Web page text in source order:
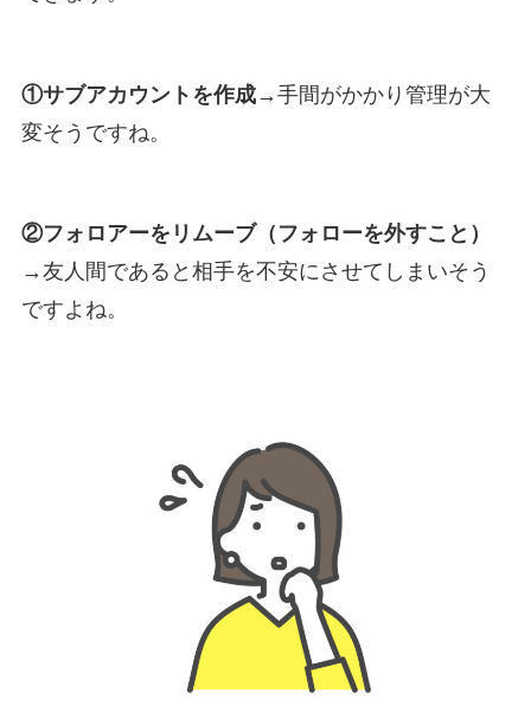
①サブアカウントを作成→手間がかかり管理が大
変そうですね。
②フォロアーをリムーブ（フォローを外すこと）
→友人間であると相手を不安にさせてしまいそう
ですよね。